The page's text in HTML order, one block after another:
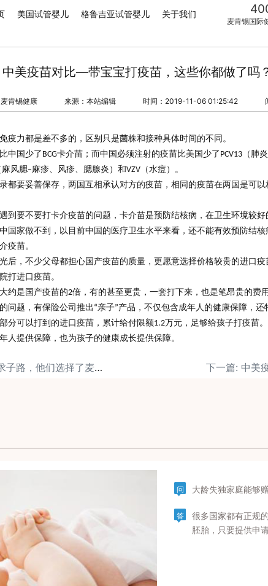
美国试管婴儿 格鲁吉亚试管婴儿 关于我们
麦肯锡国际
中美疫苗对比—带宝宝打疫苗，这些你都做了吗
肯锡健康 来源：本站编辑 时间：2019-11-06 01:25:42
疫力都是差不多的，区别只是菌株和接种具体时间 的不同。
中国少了 BCG卡介苗；而中国必须注射的疫苗比美国少了 PCV13（肺
麻风腮–麻疹、风疹、腮腺炎）和VZV（水痘）。
都要妥善保存，两国互相承认对方的疫苗，相同的疫苗在两国是可以
到要不要打卡介疫苗的问题，卡介苗是预防结核病 ，在卫生环境较
国家做不到，以目前中国的医疗卫生水平来看，还不能有效预防结
疫苗。
后，不少父母都担心国产疫苗的质量，更愿意选择价格较贵的进口疫
打进口疫苗。
约是国产疫苗的2倍，有的甚至 更贵，一套打下来，也是笔昂贵的费用
问题，有保险公司推出 “亲子”产品，不仅包含成年人的健康保障，还
分可以打到的进口疫苗，累计给付限额1.2万元，足够给孩子打疫苗。
人提供保障，也为孩子的健康成长提供保障。
上一篇: 不孕夫妻求子路，他们选择了麦肯锡健康
问 大龄失独家庭能够
答
很多国家都有正规
胚胎，只要提供申